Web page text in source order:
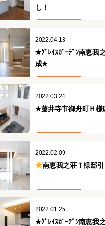
し！
2022.04.13
✭ｸﾞﾚｲｽｶﾞｰﾃﾞﾝ南恵我
成✭
2022.03.24
✭藤井寺市御舟町Ｈ
2022.02.09
南恵我之荘Ｔ様邸
2022.01.25
✭ｸﾞﾚｲｽｶﾞｰﾃﾞﾝ南恵我